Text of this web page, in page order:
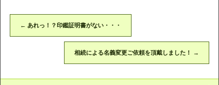
← あれっ！？印鑑証明書がない・・・
相続による名義変更ご依頼を頂戴しました！ →